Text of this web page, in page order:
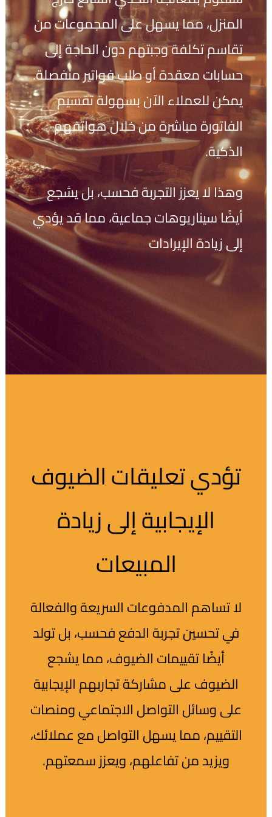
المنزل، مما يسهل على المجموعات من
تقاسم تكلفة وجبتهم دون الحاجة إلى
حسابات معقدة أو طلب فواتير منفصلة.
يمكن للعملاء الآن بسهولة تقسيم
الفاتورة مباشرة من خلال هواتفهم
الذكية.
وهذا لا يعزز التجربة فحسب، بل يشجع
أيضًا سيناريوهات جماعية، مما قد يؤدي
إلى زيادة الإيرادات
تؤدي تعليقات الضيوف
الإيجابية إلى زيادة
المبيعات
لا تساهم المدفوعات السريعة والفعالة
في تحسين تجربة الدفع فحسب، بل تولد
أيضًا تقييمات الضيوف، مما يشجع
الضيوف على مشاركة تجاربهم الإيجابية
على وسائل التواصل الاجتماعي ومنصات
التقييم، مما يسهل التواصل مع عملائك،
ويزيد من تفاعلهم، ويعزز سمعتهم.